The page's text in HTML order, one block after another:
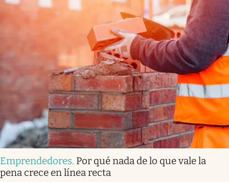
Emprendedores. Por qué nada de lo que vale la
pena crece en línea recta